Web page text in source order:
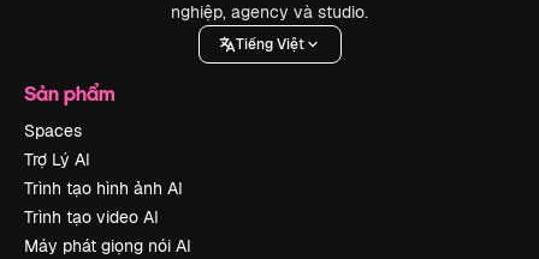
nghiệp, agency và studio.
Tiếng Việt
Sản phẩm
Spaces
Trợ Lý AI
Trình tạo hình ảnh AI
Trình tạo video AI
Máy phát giọng nói AI